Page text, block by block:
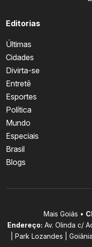
Editorias
Últimas
Cidades
Divirta-se
Entretê
Esportes
Política
Mundo
Especiais
Brasil
Blogs
Mais Goiás •
Endereço: Av. Olinda c/
| Park Lozandes |